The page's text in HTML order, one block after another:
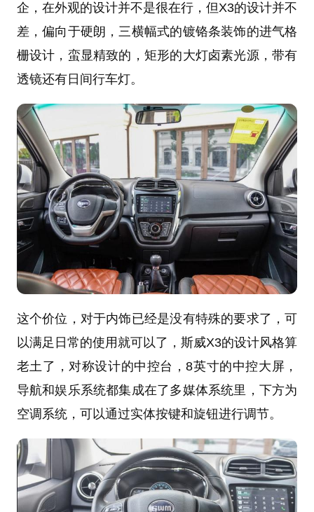
企，在外观的设计并不是很在行，但X3的设计并不
差，偏向于硬朗，三横幅式的镀铬条装饰的进气格
栅设计，蛮显精致的，矩形的大灯卤素光源，带有
透镜还有日间行车灯。
这个价位，对于内饰已经是没有特殊的要求了，可
以满足日常的使用就可以了，斯威X3的设计风格算
老土了，对称设计的中控台，8英寸的中控大屏，
导航和娱乐系统都集成在了多媒体系统里，下方为
空调系统，可以通过实体按键和旋钮进行调节。